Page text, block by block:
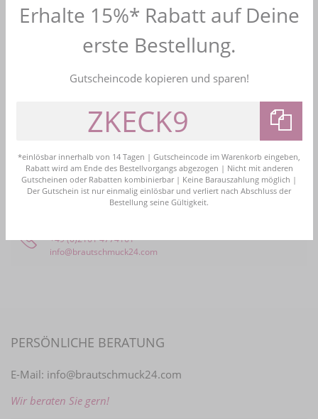
Passform: Regular fit
Mehr Informationen zum EU Verantwortlichen »
Bewerten Sie uns
Versandkostenfrei ab 99 Euro Bestellwert in DE
Kauf auf Rechnung
Bezahlen Sie bequem nach Erhalt der Ware
+49 (0)2161 4774161
info@brautschmuck24.com
PERSÖNLICHE BERATUNG
E-Mail: info@brautschmuck24.com
Wir beraten Sie gern!
Erhalte 15%* Rabatt auf Deine
erste Bestellung.
Gutscheincode kopieren und sparen!
*einlösbar innerhalb von 14 Tagen | Gutscheincode im Warenkorb eingeben,
Rabatt wird am Ende des Bestellvorgangs abgezogen | Nicht mit anderen
Gutscheinen oder Rabatten kombinierbar | Keine Barauszahlung möglich |
Der Gutschein ist nur einmalig einlösbar und verliert nach Abschluss der
Bestellung seine Gültigkeit.